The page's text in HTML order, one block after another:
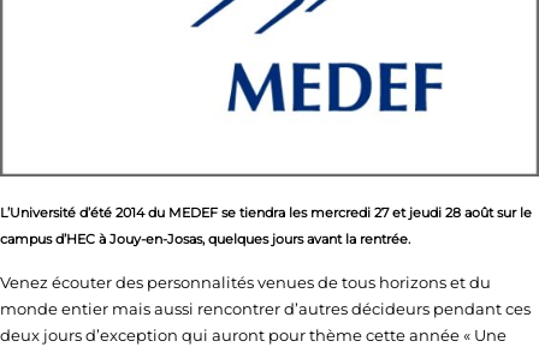
L’Université d’été 2014 du MEDEF se tiendra les mercredi 27 et jeudi 28 août sur le
campus d’HEC à Jouy-en-Josas, quelques jours avant la rentrée.
Venez écouter des personnalités venues de tous horizons et du
monde entier mais aussi rencontrer d’autres décideurs pendant ces
deux jours d’exception qui auront pour thème cette année « Une